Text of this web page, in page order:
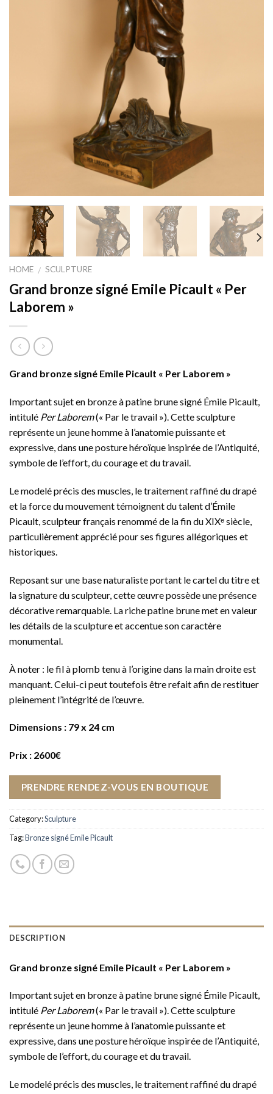
HOME / SCULPTURE
Grand bronze signé Emile Picault « Per
Laborem »
Grand bronze signé Emile Picault « Per Laborem »
Important sujet en bronze à patine brune signé Émile Picault,
intitulé Per Laborem(« Par le travail »). Cette sculpture
représente un jeune homme à l’anatomie puissante et
expressive, dans une posture héroïque inspirée de l’Antiquité,
symbole de l’effort, du courage et du travail.
Le modelé précis des muscles, le traitement raffiné du drapé
et la force du mouvement témoignent du talent d’Émile
Picault, sculpteur français renommé de la fin du XIXᵉ siècle,
particulièrement apprécié pour ses figures allégoriques et
historiques.
Reposant sur une base naturaliste portant le cartel du titre et
la signature du sculpteur, cette œuvre possède une présence
décorative remarquable. La riche patine brune met en valeur
les détails de la sculpture et accentue son caractère
monumental.
À noter : le fil à plomb tenu à l’origine dans la main droite est
manquant. Celui-ci peut toutefois être refait afin de restituer
pleinement l’intégrité de l’œuvre.
Dimensions : 79 x 24 cm
Prix : 2600€
PRENDRE RENDEZ-VOUS EN BOUTIQUE
Category:Sculpture
Tag:Bronze signé Emile Picault
DESCRIPTION
Grand bronze signé Emile Picault « Per Laborem »
Important sujet en bronze à patine brune signé Émile Picault,
intitulé Per Laborem(« Par le travail »). Cette sculpture
représente un jeune homme à l’anatomie puissante et
expressive, dans une posture héroïque inspirée de l’Antiquité,
symbole de l’effort, du courage et du travail.
Le modelé précis des muscles, le traitement raffiné du drapé